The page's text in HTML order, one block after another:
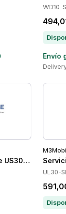
WD10-
Envío
US30-SPST-FB5
UL30-